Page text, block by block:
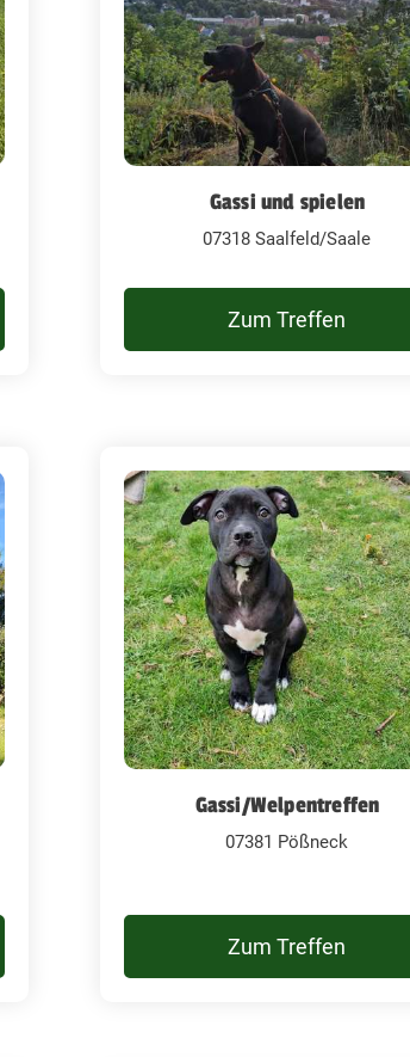
Gassi und spielen
07318 Saalfeld/Saale
Zum Treffen
Gassi/Welpentreffen
07381 Pößneck
Zum Treffen